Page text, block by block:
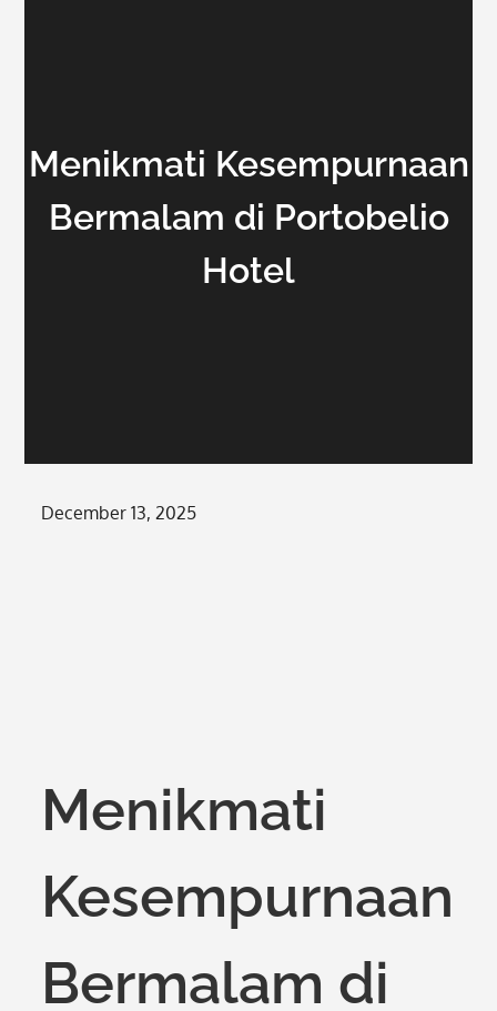
Menikmati Kesempurnaan
Bermalam di Portobelio
Hotel
Posted
December 13, 2025
Menikmati
Kesempurnaan
Bermalam di